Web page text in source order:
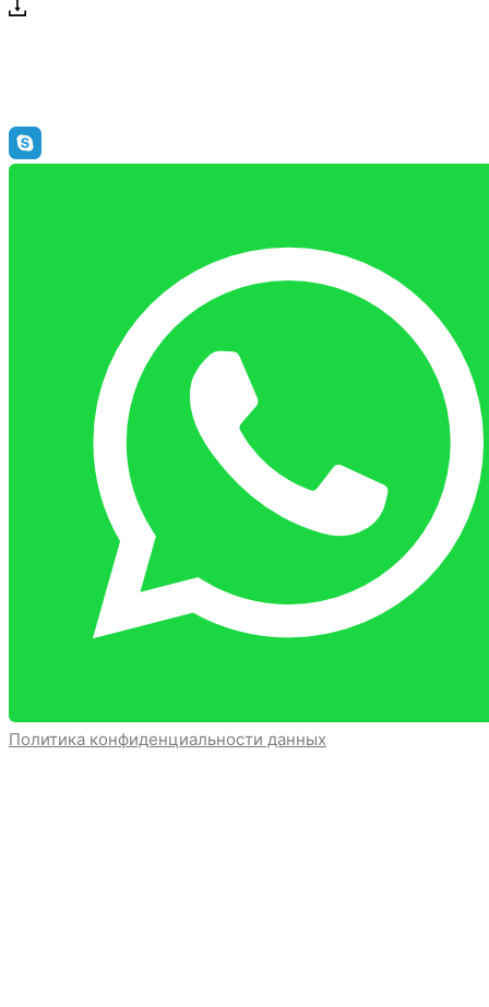
Политика конфиденциальности данных